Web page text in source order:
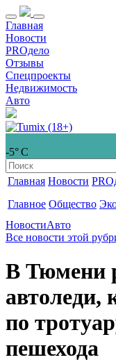
Главная
Новости
PROдело
Отзывы
Спецпроекты
Недвижимость
Авто
-5° С
Главная Новости
Главное Общество
НовостиАвто
Все новости этой
В Тюмени
автоледи,
по
пешехода